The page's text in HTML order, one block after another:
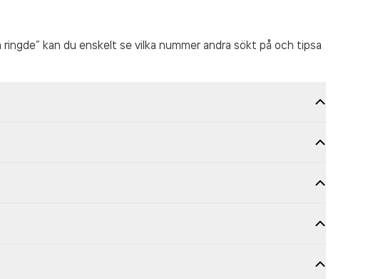
kan du enskelt se vilka nummer andra sökt på och tipsa